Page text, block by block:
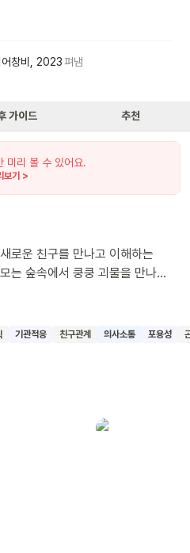
창비 2023펴냄
가이드 추천
미리 볼 수 있어요.
보기 >
로운 친구를 만나고 이해하는
쿵 괴물은 무서운 괴물이
가가고, 서로의 차이를 인정하며
기관적응 친구관계 의사소통 포용성